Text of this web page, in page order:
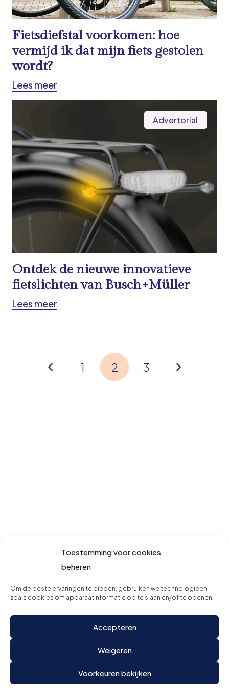
Toestemming voor cookies
beheren
Om de beste ervaringen te bieden, gebruiken we technologieën
zoals cookies om apparaatinformatie op te slaan en/of te openen.
Accepteren
Weigeren
Voorkeuren bekijken
Fietsdiefstal voorkomen: hoe
vermijd ik dat mijn fiets gestolen
wordt?
Lees meer
Advertorial
Ontdek de nieuwe innovatieve
fietslichten van Busch+Müller
Lees meer
1 2 3